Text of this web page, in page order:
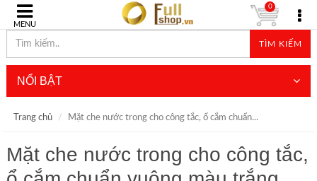
MENU
TÌM KIẾM
0
NỔI BẬT
Trang chủ Mặt che nước trong cho công tắc, ổ cắm chuẩn...
Mặt che nước trong cho công tắc,